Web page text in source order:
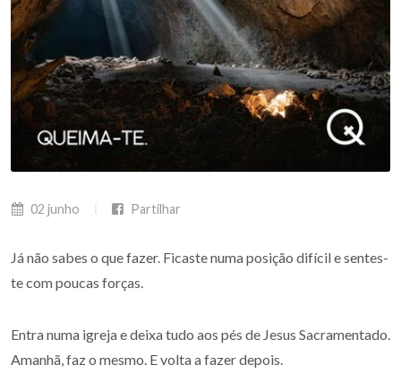
02 junho Partilhar
Já não sabes o que fazer. Ficaste numa posição difícil e sentes-
te com poucas forças.
Entra numa igreja e deixa tudo aos pés de Jesus Sacramentado.
Amanhã, faz o mesmo. E volta a fazer depois.